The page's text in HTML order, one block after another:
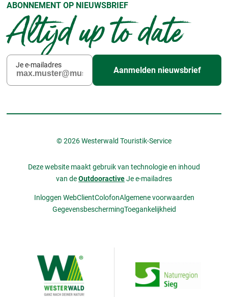
ABONNEMENT OP NIEUWSBRIEF
Altijd up to date
Je e-mailadres
Aanmelden nieuwsbrief
© 2026 Westerwald Touristik-Service
Deze website maakt gebruik van technologie en inhoud
van deOutdooractiveJe e-mailadres
Inloggen WebClientColofonAlgemene voorwaarden
GegevensbeschermingToegankelijkheid